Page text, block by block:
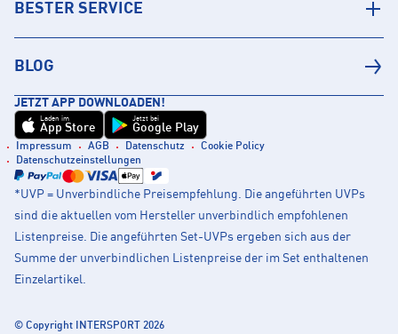
BESTER SERVICE
BLOG
JETZT APP DOWNLOADEN!
Laden im
App Store
Jetzt bei
Google Play
Impressum AGB Datenschutz
Cookie Policy
Datenschutzeinstellungen
*UVP = Unverbindliche Preisempfehlung. Die angeführten UVPs
sind die aktuellen vom Hersteller unverbindlich empfohlenen
Listenpreise. Die angeführten Set-UVPs ergeben sich aus der
Summe der unverbindlichen Listenpreise der im Set enthaltenen
Einzelartikel.
© Copyright INTERSPORT 2026